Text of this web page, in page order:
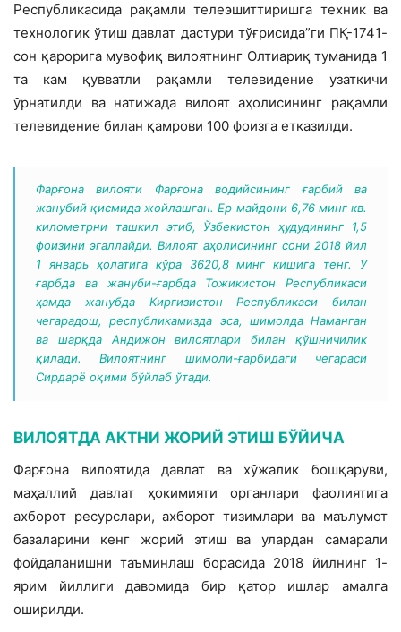
Республикасида рақамли телеэшиттиришга техник ва
технологик ўтиш давлат дастури тўғрисида”ги ПҚ-1741-
сон қарорига мувофиқ вилоятнинг Олтиариқ туманида 1
та кам қувватли рақамли телевидение узаткичи
ўрнатилди ва натижада вилоят аҳолисининг рақамли
телевидение билан қамрови 100 фоизга етказилди.
Фарғона вилояти Фарғона водийсининг ғарбий ва
жанубий қисмида жойлашган. Ер майдони 6,76 минг кв.
километрни ташкил этиб, Ўзбекистон ҳудудининг 1,5
фоизини эгаллайди. Вилоят аҳолисининг сони 2018 йил
1 январь ҳолатига кўра 3620,8 минг кишига тенг. У
ғарбда ва жануби-ғарбда Тожикистон Республикаси
ҳамда жанубда Кирғизистон Республикаси билан
чегарадош, республикамизда эса, шимолда Наманган
ва шарқда Андижон вилоятлари билан қўшничилик
қилади. Вилоятнинг шимоли-ғарбидаги чегараси
Сирдарё оқими бўйлаб ўтади.
ВИЛОЯТДА АКТНИ ЖОРИЙ ЭТИШ БЎЙИЧА
Фарғона вилоятида давлат ва хўжалик бошқаруви,
маҳаллий давлат ҳокимияти органлари фаолиятига
ахборот ресурслари, ахборот тизимлари ва маълумот
базаларини кенг жорий этиш ва улардан самарали
фойдаланишни таъминлаш борасида 2018 йилнинг 1-
ярим йиллиги давомида бир қатор ишлар амалга
оширилди.